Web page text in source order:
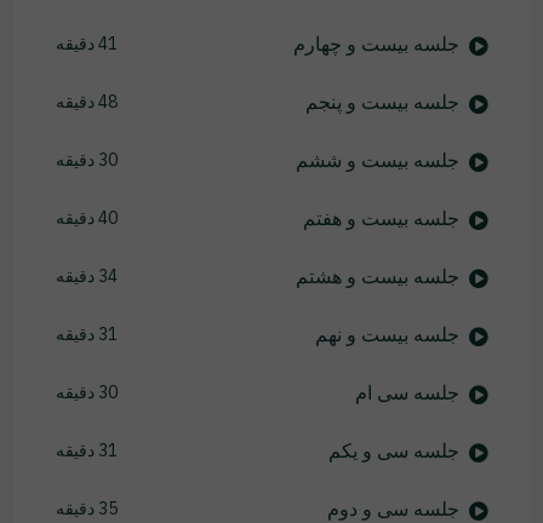
جلسه بیست و چهارم 41 دقیقه
جلسه بیست و پنجم 48 دقیقه
جلسه بیست و ششم 30 دقیقه
جلسه بیست و هفتم 40 دقیقه
جلسه بیست و هشتم 34 دقیقه
جلسه بیست و نهم 31 دقیقه
جلسه سی ام 30 دقیقه
جلسه سی و یکم 31 دقیقه
جلسه سی و دوم 35 دقیقه